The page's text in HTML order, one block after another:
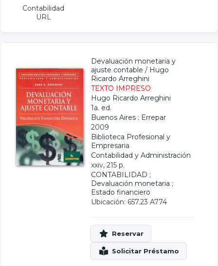
Contabilidad
URL
Devaluación monetaria y
ajuste contable / Hugo
Ricardo Arreghini
TEXTO IMPRESO
Hugo Ricardo Arreghini
1a. ed.
Buenos Aires : Errepar
2009
Biblioteca Profesional y
Empresaria
Contabilidad y Administración
xxiv, 215 p.
CONTABILIDAD ;
Devaluación monetaria ;
Estado financiero
Ubicación: 657.23 A774